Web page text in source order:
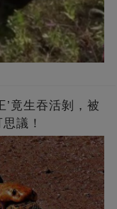
’竟生吞活剝，被
議！